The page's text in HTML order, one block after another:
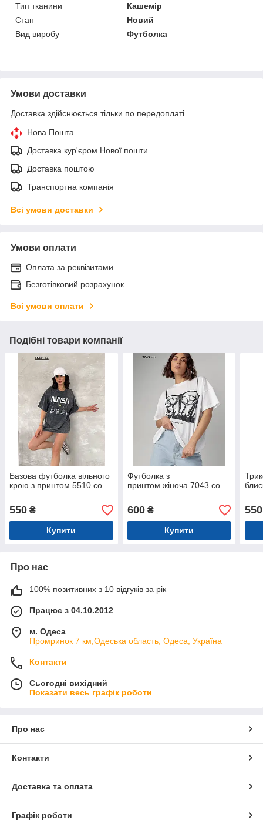
Тип тканини
Кашемір
Стан
Новий
Вид виробу
Футболка
Умови доставки
Доставка здійснюється тільки по передоплаті.
Нова Пошта
Доставка кур'єром Нової пошти
Доставка поштою
Транспортна компанія
Всі умови доставки
Умови оплати
Оплата за реквізитами
Безготівковий розрахунок
Всі умови оплати
Подібні товари компанії
Базова футболка вільного
крою з принтом 5510 со
550 ₴
Купити
Футболка з
принтом жіноча 7043 со
600₴
Купити
550
Про нас
100% позитивних з 10 відгуків за рік
Працює з 04.10.2012
м. Одеса
Промринок 7 км,Одеська область, Одеса, Україна
Контакти
Сьогодні вихідний
Показати весь графік роботи
Про нас
Контакти
Доставка та оплата
Графік роботи